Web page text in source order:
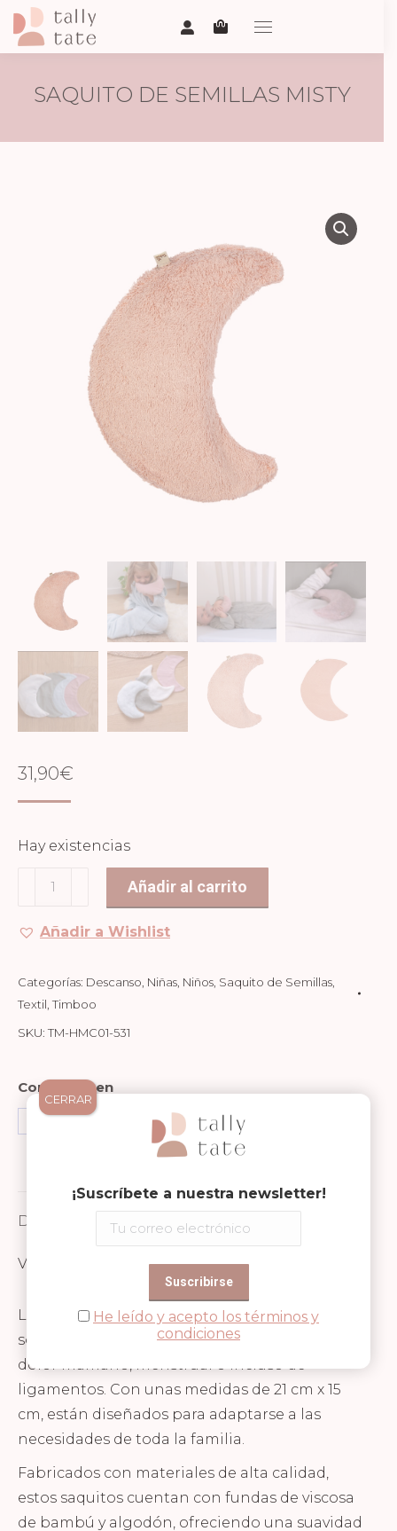
SAQUITO DE SEMILLAS MISTY
31,90€
Hay existencias
Saquito
Semillas
rose
cantidad
Añadir al carrito
Añadir a Wishlist
Categorías: Descanso Niñas Niños Saquito de Semillas
Textil Timboo
SKU: TM-HMC01-531
Compartir en
FacebookWhatsApp
Share
Pinterest
Descripción
Valoraciones (0)
Los saquitos térmicos de Timboo son la
solución ideal para los cólicos del lactante, el
dolor mamario, menstrual o incluso de
ligamentos. Con unas medidas de 21 cm x 15
cm, están diseñados para adaptarse a las
necesidades de toda la familia.
Fabricados con materiales de alta calidad,
estos saquitos cuentan con fundas de viscosa
de bambú y algodón, ofreciendo una suavidad
¡Suscríbete a nuestra newsletter!
He leído y acepto los términos y
condiciones
CERRAR